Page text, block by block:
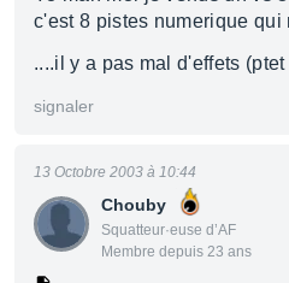
c'est 8 pistes numerique qui
....il y a pas mal d'effets (ptet
signaler
Chouby
Squatteur·euse d’AF
Membre depuis 23 ans
13 Octobre 2003 à 10:44